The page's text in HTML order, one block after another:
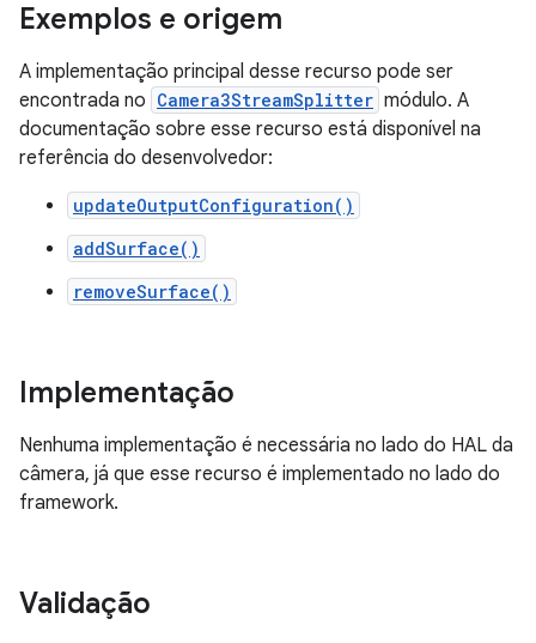
Exemplos e origem
A implementação principal desse recurso pode ser
encontrada no Camera3StreamSplitter módulo. A
documentação sobre esse recurso está disponível na
referência do desenvolvedor:
updateOutputConfiguration()
addSurface()
removeSurface()
Implementação
Nenhuma implementação é necessária no lado do HAL da
câmera, já que esse recurso é implementado no lado do
framework.
Validação